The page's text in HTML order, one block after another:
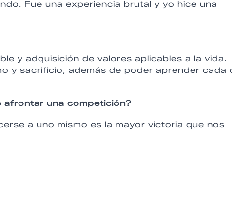
Fue una experiencia brutal y yo hice una
y adquisición de valores aplicables a la vida.
y sacrificio, además de poder aprender cada
afrontar una competición?
a uno mismo es la mayor victoria que nos